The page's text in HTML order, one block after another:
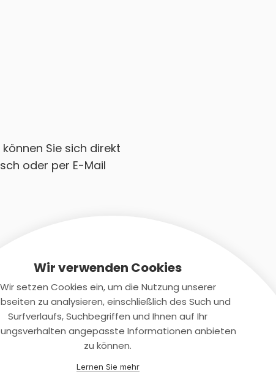
Sie sich direkt
oder per E-Mail
Kontaktiere uns
+(49)2131/708-4280
Wir verwenden Cookies
Wir setzen Cookies ein, um die Nutzung unserer
zu analysieren, einschließlich des Such und
Surfverlaufs, Suchbegriffen und Ihnen auf Ihr
angepasste Informationen anbieten
zu können.
Lernen Sie mehr